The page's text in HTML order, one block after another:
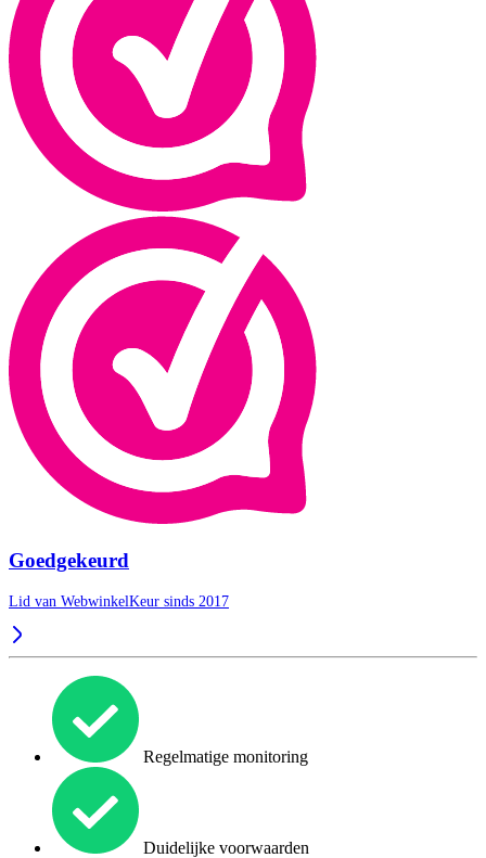
Goedgekeurd
Lid van WebwinkelKeur sinds 2017
Regelmatige monitoring
Duidelijke voorwaarden